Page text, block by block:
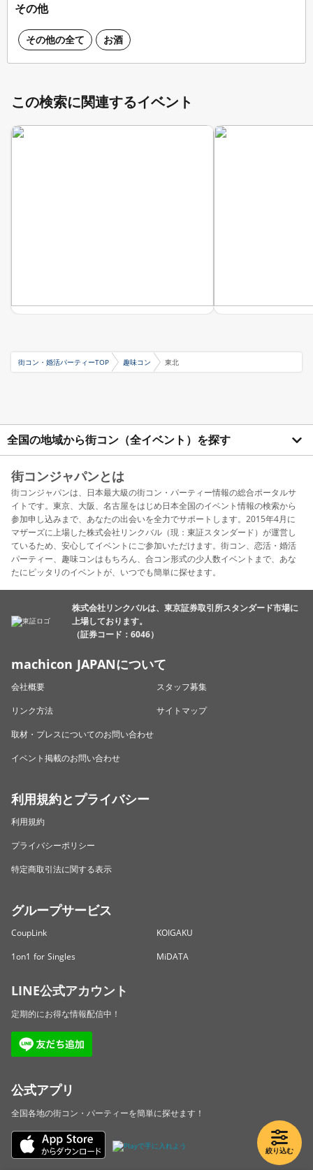
その他
その他の全て お酒
この検索に関連するイベント
街コン・婚活パーティーTOP 趣味コン 東北
絞り込む
全国の地域から街コン（全イベント）を探す
街コンジャパンとは
街コンジャパンは、日本最大級の街コン・パーティー情報の総合ポータルサ
イトです。東京、大阪、名古屋をはじめ日本全国のイベント情報の検索から
参加申し込みまで、あなたの出会いを全力でサポートします。2015年4月に
マザーズに上場した株式会社リンクバル（現：東証スタンダード）が運営し
ているため、安心してイベントにご参加いただけます。街コン、恋活・婚活
パーティー、趣味コンはもちろん、合コン形式の少人数イベントまで、あな
たにピッタリのイベントが、いつでも簡単に探せます。
株式会社リンクバルは、東京証券取引所スタンダード市場に
上場しております。
（証券コード：6046）
machicon JAPANについて
会社概要
スタッフ募集
リンク方法
サイトマップ
取材・プレスについてのお問い合わせ
イベント掲載のお問い合わせ
利用規約とプライバシー
利用規約
プライバシーポリシー
特定商取引法に関する表示
グループサービス
CoupLink
KOIGAKU
1on1 for Singles
MiDATA
LINE公式アカウント
定期的にお得な情報配信中！
公式アプリ
全国各地の街コン・パーティーを簡単に探せます！